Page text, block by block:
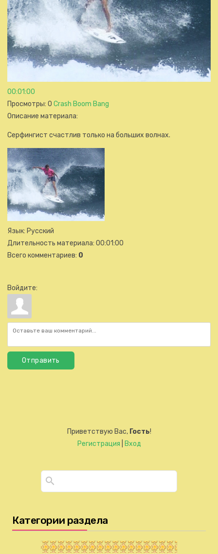
00:01:00
Просмотры: 0 Crash Boom Bang
Описание материала:
Серфингист счастлив только на больших волнах.
Язык: Русский
Длительность материала: 00:01:00
Всего комментариев: 0
Войдите:
Отправить
Приветствую Вас, Гость!
Регистрация
Вход
Категории раздела